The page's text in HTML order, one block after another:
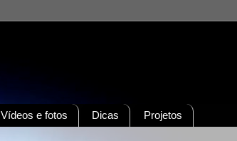
Vídeos e fotos Dicas Projetos